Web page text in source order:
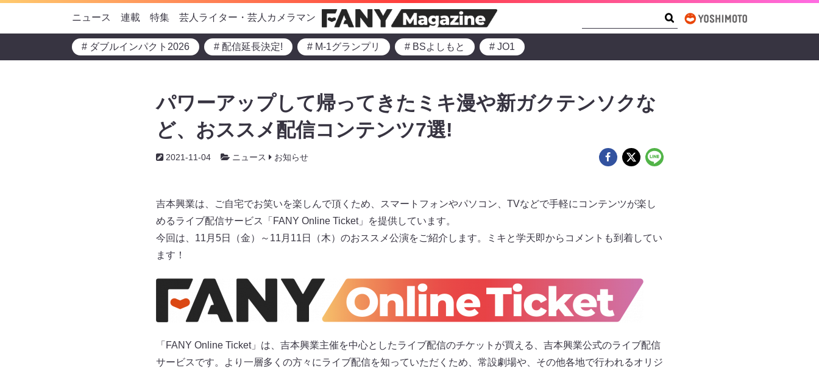
ニュース 連載 特集 芸人ライター・芸人カメラマン
# ダブルインパクト2026 # 配信延長決定! # M-1グランプリ # BSよしもと # JO1
パワーアップして帰ってきたミキ漫や新ガクテンソクな
ど、おススメ配信コンテンツ7選!
2021-11-04 ニュース お知らせ
吉本興業は、ご自宅でお笑いを楽しんで頂くため、スマートフォンやパソコン、TVなどで手軽にコンテンツが楽し
めるライブ配信サービス「FANY Online Ticket」を提供しています。
今回は、11月5日（金）～11月11日（木）のおススメ公演をご紹介します。ミキと学天即からコメントも到着してい
ます！
「FANY Online Ticket」は、吉本興業主催を中心としたライブ配信のチケットが買える、吉本興業公式のライブ配信
サービスです。より一層多くの方々にライブ配信を知っていただくため、常設劇場や、その他各地で行われるオリジ